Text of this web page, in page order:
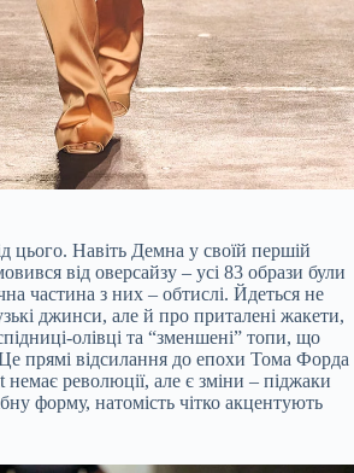
цього. Навіть Демна у своїй першій
від оверсайзу – усі 83 образи були
частина з них – обтислі. Йдеться не
джинси, але й про приталені жакети,
олівці та “зменшені” топи, що
прямі відсилання до епохи Тома Форда
революції, але є зміни – піджаки
форму, натомість чітко акцентують